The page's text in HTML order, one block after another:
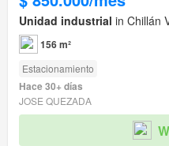
Unidad industrial in Chillán
156 m²
Estacionamiento
Hace 30+ días
JOSE QUEZADA